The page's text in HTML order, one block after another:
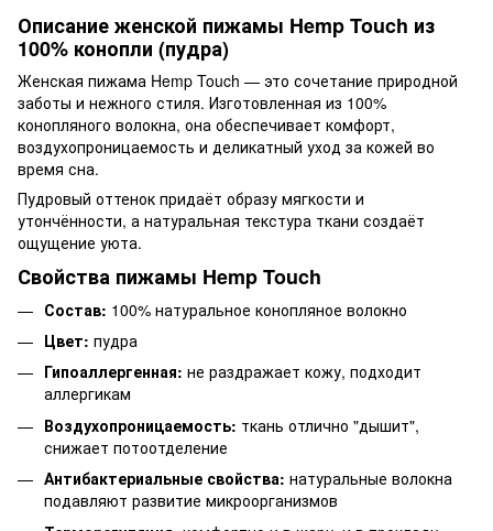
Описание женской пижамы Hemp Touch из
100% конопли (пудра)
Женская пижама Hemp Touch — это сочетание природной
заботы и нежного стиля. Изготовленная из 100%
конопляного волокна, она обеспечивает комфорт,
воздухопроницаемость и деликатный уход за кожей во
время сна.
Пудровый оттенок придаёт образу мягкости и
утончённости, а натуральная текстура ткани создаёт
ощущение уюта.
Свойства пижамы Hemp Touch
Состав: 100% натуральное конопляное волокно
Цвет: пудра
Гипоаллергенная: не раздражает кожу, подходит
аллергикам
Воздухопроницаемость: ткань отлично "дышит",
снижает потоотделение
Антибактериальные свойства: натуральные волокна
подавляют развитие микроорганизмов